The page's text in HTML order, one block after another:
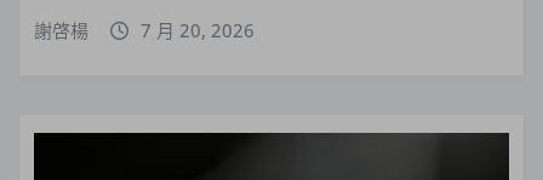
謝啓楊 7 月 20, 2026